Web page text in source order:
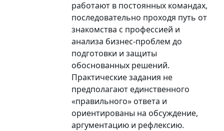
работают в постоянных командах,
последовательно проходя путь от
знакомства с профессией и
анализа бизнес-проблем до
подготовки и защиты
обоснованных решений.
Практические задания не
предполагают единственного
«правильного» ответа и
ориентированы на обсуждение,
аргументацию и рефлексию.